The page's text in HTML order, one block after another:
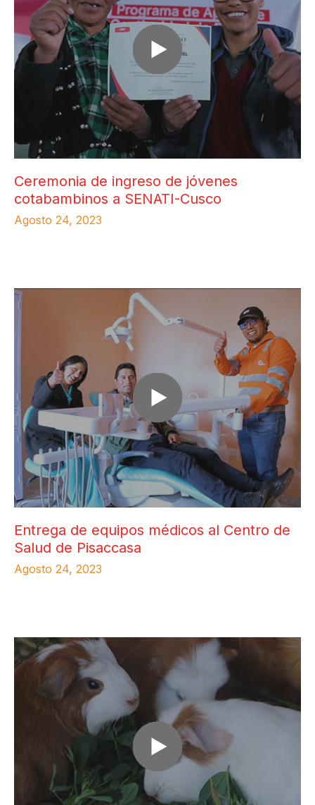
Ceremonia de ingreso de jóvenes
cotabambinos a SENATI-Cusco
Agosto 24, 2023
Entrega de equipos médicos al Centro de
Salud de Pisaccasa
Agosto 24, 2023